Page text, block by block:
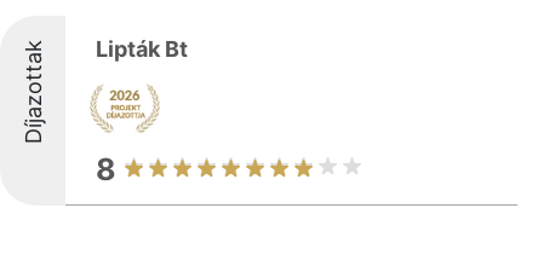
Díjazottak Lipták Bt
8